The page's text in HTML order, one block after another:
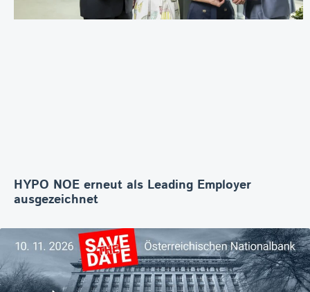
HYPO NOE erneut als Leading Employer
ausgezeichnet